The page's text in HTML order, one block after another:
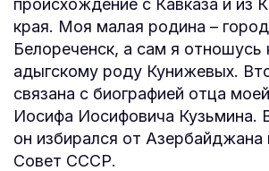
края. Моя малая родина –
Белореченск, а сам я отношусь
адыгскому роду Кунижевых.
связана с биографией отца
Иосифа Иосифовича Кузьмина.
он избирался от Азербайджана
Совет СССР.